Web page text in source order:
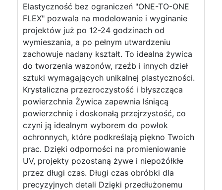
Elastyczność bez ograniczeń "ONE-TO-ONE
FLEX" pozwala na modelowanie i wyginanie
projektów już po 12-24 godzinach od
wymieszania, a po pełnym utwardzeniu
zachowuje nadany kształt. To idealna żywica
do tworzenia wazonów, rzeźb i innych dzieł
sztuki wymagających unikalnej plastyczności.
Krystaliczna przezroczystość i błyszcząca
powierzchnia Żywica zapewnia lśniącą
powierzchnię i doskonałą przejrzystość, co
czyni ją idealnym wyborem do powłok
ochronnych, które podkreślają piękno Twoich
prac. Dzięki odporności na promieniowanie
UV, projekty pozostaną żywe i niepożółkłe
przez długi czas. Długi czas obróbki dla
precyzyjnych detali Dzięki przedłużonemu